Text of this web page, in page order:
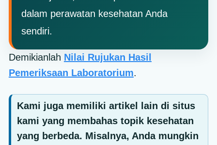
dalam perawatan kesehatan Anda
sendiri.
Demikianlah Nilai Rujukan Hasil
Pemeriksaan Laboratorium.
Kami juga memiliki artikel lain di situs
kami yang membahas topik kesehatan
yang berbeda. Misalnya, Anda mungkin